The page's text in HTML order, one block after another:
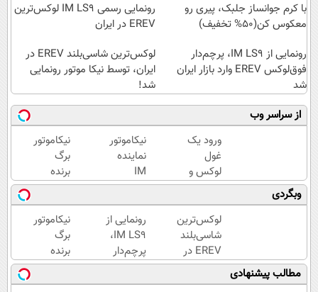
با کرم جوانساز جلبک، پیری رو
معکوس کن(50% تخفیف)
رونمایی رسمی IM LS9 لوکس‌ترین
EREV در ایران
رونمایی از IM LS9، پرچم‌دار
فوق‌لوکس EREV وارد بازار ایران
شد
لوکس‌ترین شاسی‌بلند EREV در
ایران، توسط نیکا موتور رونمایی
شد!
از سراسر وب
ورود یک
غول
لوکس و
هوشمند
به ایران،
IM LS9
رسماً
رونمایی
شد
نیکاموتور
نماینده
IM
Motor و
Lynk&Co
در ایران
نیکاموتور
برگ
برنده
جدیدش
را رو کرد،
IM LS9
رسماً
وارد بازار
ایران شد
وبگردی
لوکس‌ترین
شاسی‌بلند
EREV در
ایران،
توسط نیکا
رونمایی از
IM LS9،
پرچم‌دار
فوق‌لوکس
EREV
نیکاموتور
برگ
برنده
جدیدش
را رو کرد،
مطالب پیشنهادی